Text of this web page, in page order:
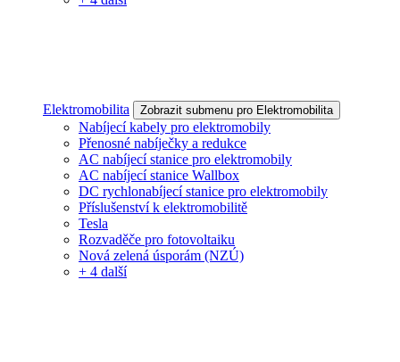
Elektromobilita Zobrazit submenu pro Elektromobilita
Nabíjecí kabely pro elektromobily
Přenosné nabíječky a redukce
AC nabíjecí stanice pro elektromobily
AC nabíjecí stanice Wallbox
DC rychlonabíjecí stanice pro elektromobily
Příslušenství k elektromobilitě
Tesla
Rozvaděče pro fotovoltaiku
Nová zelená úsporám (NZÚ)
+ 4 další